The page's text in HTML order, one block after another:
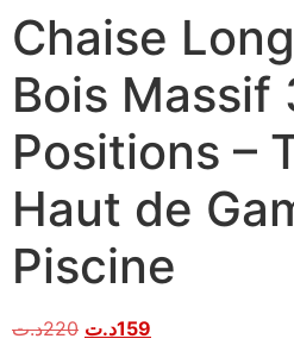
Chaise
Bois Massif
Positions –
Haut de
Piscine
220د.ت 159د.ت